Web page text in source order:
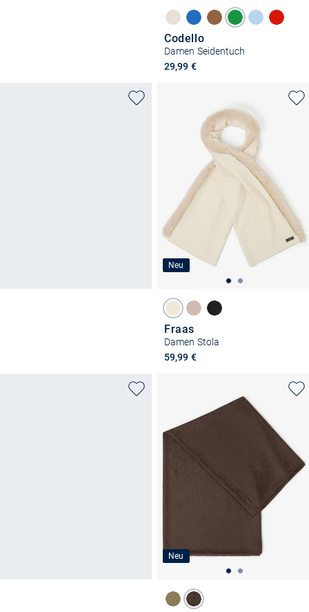
Codello
Damen Seidentuch
29,99 €
Neu
Fraas
Damen Stola
59,99 €
Neu